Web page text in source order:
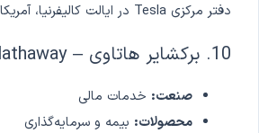
دفتر مرکزی Tesla در ایالت کالیفرنیا، آمریکا قرار دارد.
10. برکشایر هاتاوی – Berkshire Hathaway
صنعت: خدمات مالی
محصولات: بیمه و سرمایه‌گذاری